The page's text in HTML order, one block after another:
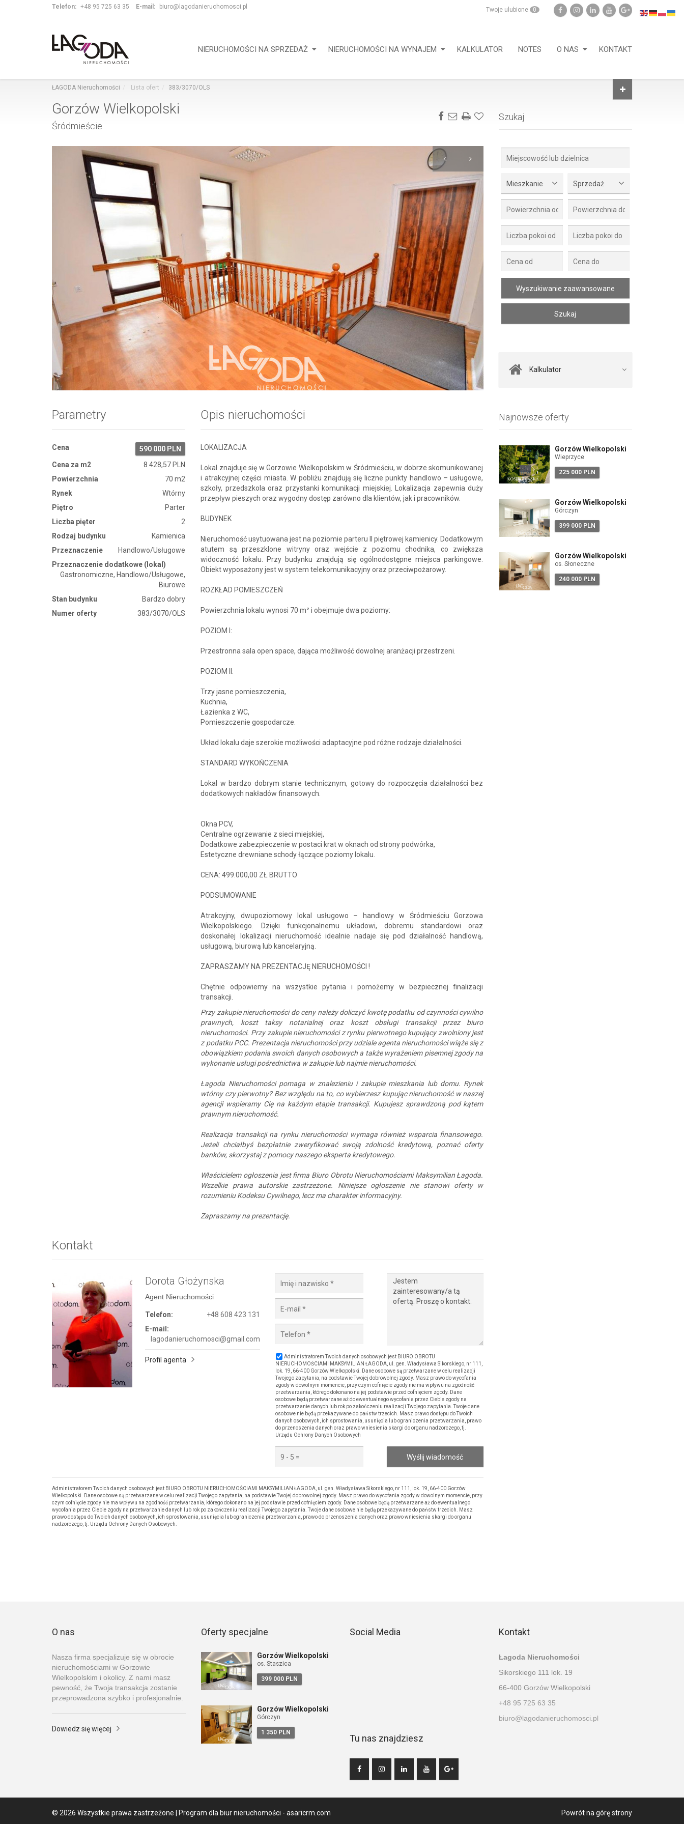
Telefon: +48 95 725 63 35 E-mail: biuro@lagodanieruchomosci.pl Twoje ulubione 0
NIERUCHOMOŚCI NA SPRZEDAŻ NIERUCHOMOŚCI NA WYNAJEM KALKULATOR NOTES O NAS KONTAKT
ŁAGODA Nieruchomości Lista ofert 383/3070/OLS
Gorzów Wielkopolski
Śródmieście
Zdjęcie 1 Zdjęcie 2
Parametry
Cena
590 000 PLN
Cena za m2
8 428,57 PLN
Powierzchnia
70 m2
Rynek
Wtórny
Piętro
Parter
Liczba pięter
2
Rodzaj budynku
Kamienica
Przeznaczenie
Handlowo/Usługowe
Przeznaczenie dodatkowe (lokal)
Gastronomiczne, Handlowo/Usługowe,
Biurowe
Stan budynku
Bardzo dobry
Numer oferty
383/3070/OLS
Opis nieruchomości
LOKALIZACJA
Lokal znajduje się w Gorzowie Wielkopolskim w Śródmieściu, w dobrze skomunikowanej
i atrakcyjnej części miasta. W pobliżu znajdują się liczne punkty handlowo – usługowe,
szkoły, przedszkola oraz przystanki komunikacji miejskiej. Lokalizacja zapewnia duży
przepływ pieszych oraz wygodny dostęp zarówno dla klientów, jak i pracowników.
BUDYNEK
Nieruchomość usytuowana jest na poziomie parteru II piętrowej kamienicy. Dodatkowym
atutem są przeszklone witryny oraz wejście z poziomu chodnika, co zwiększa
widoczność lokalu. Przy budynku znajdują się ogólnodostępne miejsca parkingowe.
Obiekt wyposażony jest w system telekomunikacyjny oraz przeciwpożarowy.
ROZKŁAD POMIESZCZEŃ
Powierzchnia lokalu wynosi 70 m² i obejmuje dwa poziomy:
POZIOM I:
Przestronna sala open space, dająca możliwość dowolnej aranżacji przestrzeni.
POZIOM II:
Trzy jasne pomieszczenia,
Kuchnia,
Łazienka z WC,
Pomieszczenie gospodarcze.
Układ lokalu daje szerokie możliwości adaptacyjne pod różne rodzaje działalności.
STANDARD WYKOŃCZENIA
Lokal w bardzo dobrym stanie technicznym, gotowy do rozpoczęcia działalności bez
dodatkowych nakładów finansowych.
Okna PCV,
Centralne ogrzewanie z sieci miejskiej,
Dodatkowe zabezpieczenie w postaci krat w oknach od strony podwórka,
Estetyczne drewniane schody łączące poziomy lokalu.
CENA: 499.000,00 ZŁ BRUTTO
PODSUMOWANIE
Atrakcyjny, dwupoziomowy lokal usługowo – handlowy w Śródmieściu Gorzowa
Wielkopolskiego. Dzięki funkcjonalnemu układowi, dobremu standardowi oraz
doskonałej lokalizacji nieruchomość idealnie nadaje się pod działalność handlową,
usługową, biurową lub kancelaryjną.
ZAPRASZAMY NA PREZENTACJĘ NIERUCHOMOŚCI !
Chętnie odpowiemy na wszystkie pytania i pomożemy w bezpiecznej finalizacji
transakcji.
Przy zakupie nieruchomości do ceny należy doliczyć kwotę podatku od czynności cywilno
prawnych, koszt taksy notarialnej oraz koszt obsługi transakcji przez biuro
nieruchomości. Przy zakupie nieruchomości z rynku pierwotnego kupujący zwolniony jest
z podatku PCC. Prezentacja nieruchomości przy udziale agenta nieruchomości wiąże się z
obowiązkiem podania swoich danych osobowych a także wyrażeniem pisemnej zgody na
wykonanie usługi pośrednictwa w zakupie lub najmie nieruchomości.
Łagoda Nieruchomości pomaga w znalezieniu i zakupie mieszkania lub domu. Rynek
wtórny czy pierwotny? Bez względu na to, co wybierzesz kupując nieruchomość w naszej
agencji wspieramy Cię na każdym etapie transakcji. Kupujesz sprawdzoną pod kątem
prawnym nieruchomość.
Realizacja transakcji na rynku nieruchomości wymaga również wsparcia finansowego.
Jeżeli chciałbyś bezpłatnie zweryfikować swoją zdolność kredytową, poznać oferty
banków, skorzystaj z pomocy naszego eksperta kredytowego.
Właścicielem ogłoszenia jest firma Biuro Obrotu Nieruchomościami Maksymilian Łagoda.
Wszelkie prawa autorskie zastrzeżone. Niniejsze ogłoszenie nie stanowi oferty w
rozumieniu Kodeksu Cywilnego, lecz ma charakter informacyjny.
Zapraszamy na prezentację.
Kontakt
Dorota Głożynska
Agent Nieruchomości
Telefon:
+48 608 423 131
E-mail:
lagodanieruchomosci@gmail.com
Profil agenta
Administratorem Twoich danych osobowych jest BIURO OBROTU
NIERUCHOMOŚCIAMI MAKSYMILIAN ŁAGODA, ul. gen. Władysława Sikorskiego, nr 111,
lok. 19, 66-400 Gorzów Wielkopolski. Dane osobowe są przetwarzane w celu realizacji
Twojego zapytania, na podstawie Twojej dobrowolnej zgody. Masz prawo do wycofania
zgody w dowolnym momencie, przy czym cofnięcie zgody nie ma wpływu na zgodność
przetwarzania, którego dokonano na jej podstawie przed cofnięciem zgody. Dane
osobowe będą przetwarzane aż do ewentualnego wycofania przez Ciebie zgody na
przetwarzanie danych lub rok po zakończeniu realizacji Twojego zapytania. Twoje dane
osobowe nie będą przekazywane do państw trzecich. Masz prawo dostępu do Twoich
danych osobowych, ich sprostowania, usunięcia lub ograniczenia przetwarzania, prawo
do przenoszenia danych oraz prawo wniesienia skargi do organu nadzorczego, tj.
Urzędu Ochrony Danych Osobowych
Wyślij wiadomość
Administratorem Twoich danych osobowych jest BIURO OBROTU NIERUCHOMOŚCIAMI MAKSYMILIAN ŁAGODA, ul. gen. Władysława Sikorskiego, nr 111, lok. 19, 66-400 Gorzów
Wielkopolski. Dane osobowe są przetwarzane w celu realizacji Twojego zapytania, na podstawie Twojej dobrowolnej zgody. Masz prawo do wycofania zgody w dowolnym momencie, przy
czym cofnięcie zgody nie ma wpływu na zgodność przetwarzania, którego dokonano na jej podstawie przed cofnięciem zgody. Dane osobowe będą przetwarzane aż do ewentualnego
wycofania przez Ciebie zgody na przetwarzanie danych lub rok po zakończeniu realizacji Twojego zapytania. Twoje dane osobowe nie będą przekazywane do państw trzecich. Masz
prawo dostępu do Twoich danych osobowych, ich sprostowania, usunięcia lub ograniczenia przetwarzania, prawo do przenoszenia danych oraz prawo wniesienia skargi do organu
nadzorczego, tj. Urzędu Ochrony Danych Osobowych.
Szukaj
Mieszkanie Sprzedaż
Kalkulator
Najnowsze oferty
Gorzów Wielkopolski
Wieprzyce
225 000 PLN
Gorzów Wielkopolski
Górczyn
399 000 PLN
Gorzów Wielkopolski
os. Słoneczne
240 000 PLN
O nas
Nasza firma specjalizuje się w obrocie
nieruchomościami w Gorzowie
Wielkopolskim i okolicy. Z nami masz
pewność, że Twoja transakcja zostanie
przeprowadzona szybko i profesjonalnie.
Dowiedz się więcej
Oferty specjalne
Gorzów Wielkopolski
os. Staszica
399 000 PLN
Gorzów Wielkopolski
Górczyn
1 350 PLN
Social Media Kontakt
Łagoda Nieruchomości
Sikorskiego 111 lok. 19
66-400 Gorzów Wielkopolski
+48 95 725 63 35
biuro@lagodanieruchomosci.pl
Tu nas znajdziesz
© 2026 Wszystkie prawa zastrzeżone | Program dla biur nieruchomości - asaricrm.com Powrót na górę strony